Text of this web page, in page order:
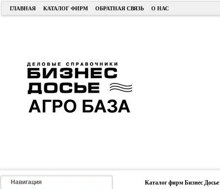
ГЛАВНАЯ КАТАЛОГ ФИРМ ОБРАТНАЯ СВЯЗЬ О НАС
Навигация Каталог фирм Бизнес Досье